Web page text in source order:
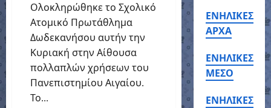
Ολοκληρώθηκε το Σχολικό
Ατομικό Πρωτάθλημα
Δωδεκανήσου αυτήν την
Κυριακή στην Αίθουσα
πολλαπλών χρήσεων του
Πανεπιστημίου Αιγαίου.
Το...
ΕΝΗΛΙΚΕΣ
ΑΡΧΑ
ΕΝΗΛΙΚΕΣ
ΜΕΣΟ
ΕΝΗΛΙΚΕΣ